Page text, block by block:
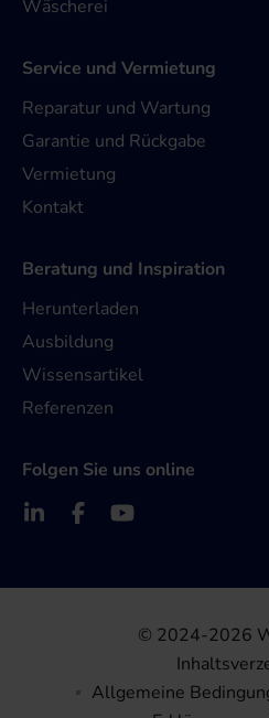
Wäscherei
Service und Vermietung
Reparatur und Wartung
Garantie und Rückgabe
Vermietung
Kontakt
Beratung und Inspiration
Herunterladen
Ausbildung
Wissensartikel
Referenzen
Folgen Sie uns online
© 2024-2026
Allgemeine